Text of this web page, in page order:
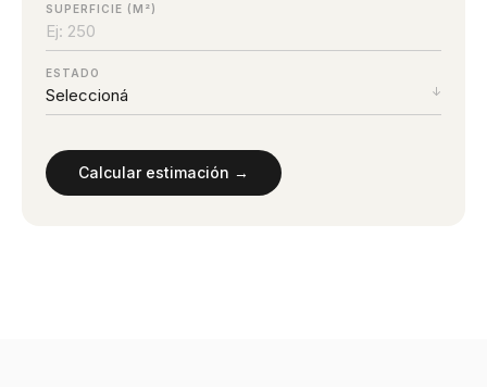
SUPERFICIE (M²)
ESTADO
Calcular estimación →